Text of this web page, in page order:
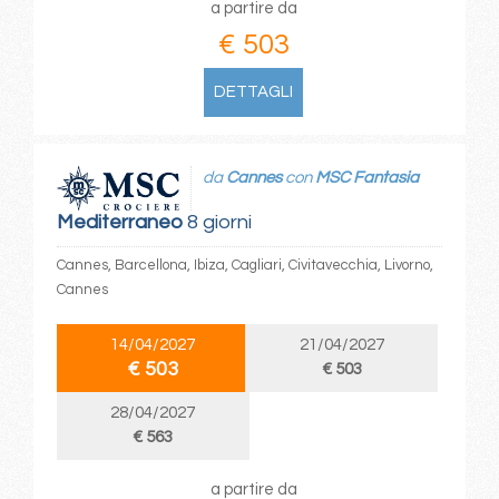
a partire da
€ 503
DETTAGLI
Mediterraneo8 giorni
da Cannescon MSC Fantasia
Cannes, Barcellona, Ibiza, Cagliari, Civitavecchia, Livorno,
Cannes
14/04/2027
€ 503
21/04/2027
€ 503
28/04/2027
€ 563
a partire da